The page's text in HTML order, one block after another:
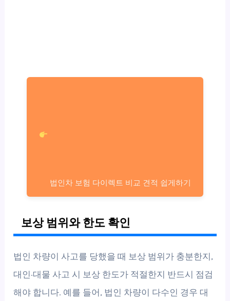
법인차 보험 다이렉트 비교 견적 쉽게하기
보상 범위와 한도 확인
법인 차량이 사고를 당했을 때 보상 범위가 충분한지,
대인·대물 사고 시 보상 한도가 적절한지 반드시 점검
해야 합니다. 예를 들어, 법인 차량이 다수인 경우 대